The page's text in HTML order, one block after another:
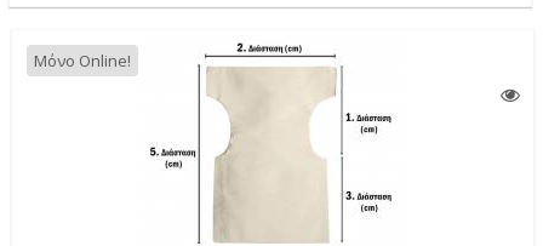
Μόνο Online!